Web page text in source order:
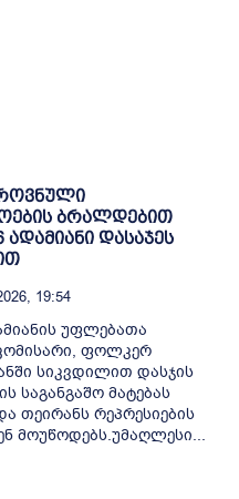
ბრალდებით
ადამიანი დასაჯეს
19:54
უფლებათა
ფოლკერ
სიკვდილით დასჯის
საგანგაშო მატებას
თეირანს რეპრესიების
მოუწოდებს.უმაღლესი...